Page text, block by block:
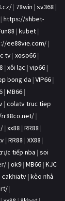
| 78win | sv368 |
| https://shbet-
| kubet |
ee88vie.com/ |
tv | xoso66 |
| xôi lạc | vip66 |
bong da | VIP66 |
| MB66 |
| colatv truc tiep
|
| xx88 | RR88 |
| RR88 | XX88 |
tiếp nba | soi
| ok9 | MB66 | KJC
cakhiatv | kèo nhà
|